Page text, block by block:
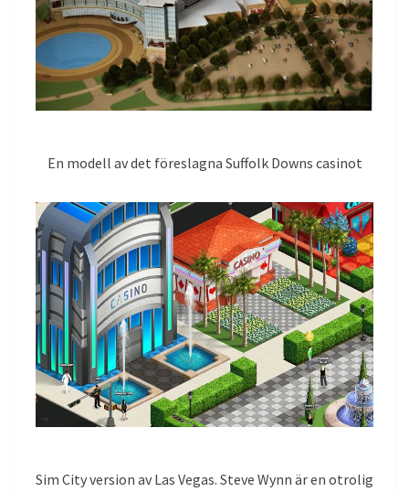
En modell av det föreslagna Suffolk Downs casinot
Sim City version av Las Vegas. Steve Wynn är en otrolig